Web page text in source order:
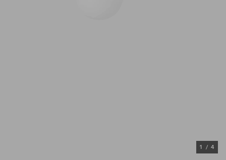
1 / 4